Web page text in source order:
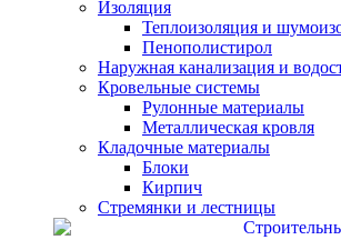
Изоляция
Теплоизоляция и
Пенополистирол
Наружная канализация и
Кровельные системы
Рулонные материалы
Металлическая кровля
Кладочные материалы
Блоки
Кирпич
Стремянки и лестницы